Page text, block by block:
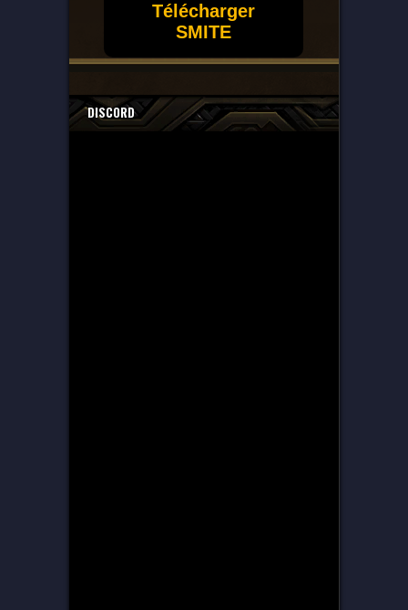
Télécharger
SMITE
DISCORD